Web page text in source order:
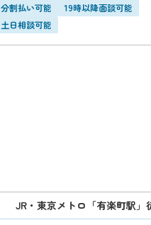
分割払い可能
19時以降面談可能
土日相談可能
JR・東京メトロ「有楽町駅」